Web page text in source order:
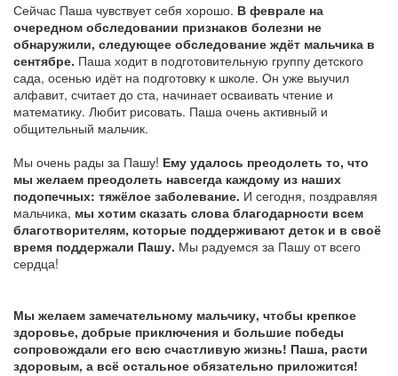
Сейчас Паша чувствует себя хорошо. В феврале на
очередном обследовании признаков болезни не
обнаружили, следующее обследование ждёт мальчика в
сентябре. Паша ходит в подготовительную группу детского
сада, осенью идёт на подготовку к школе. Он уже выучил
алфавит, считает до ста, начинает осваивать чтение и
математику. Любит рисовать. Паша очень активный и
общительный мальчик.
Мы очень рады за Пашу! Ему удалось преодолеть то, что
мы желаем преодолеть навсегда каждому из наших
подопечных: тяжёлое заболевание. И сегодня, поздравляя
мальчика, мы хотим сказать слова благодарности всем
благотворителям, которые поддерживают деток и в своё
время поддержали Пашу. Мы радуемся за Пашу от всего
сердца!
Мы желаем замечательному мальчику, чтобы крепкое
здоровье, добрые приключения и большие победы
сопровождали его всю счастливую жизнь! Паша, расти
здоровым, а всё остальное обязательно приложится!